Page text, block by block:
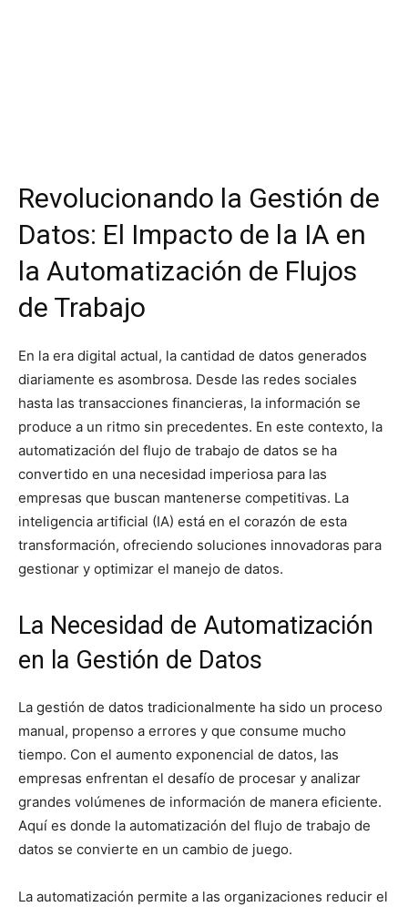
Revolucionando la Gestión de
Datos: El Impacto de la IA en
la Automatización de Flujos
de Trabajo
En la era digital actual, la cantidad de datos generados
diariamente es asombrosa. Desde las redes sociales
hasta las transacciones financieras, la información se
produce a un ritmo sin precedentes. En este contexto, la
automatización del flujo de trabajo de datos se ha
convertido en una necesidad imperiosa para las
empresas que buscan mantenerse competitivas. La
inteligencia artificial (IA) está en el corazón de esta
transformación, ofreciendo soluciones innovadoras para
gestionar y optimizar el manejo de datos.
La Necesidad de Automatización
en la Gestión de Datos
La gestión de datos tradicionalmente ha sido un proceso
manual, propenso a errores y que consume mucho
tiempo. Con el aumento exponencial de datos, las
empresas enfrentan el desafío de procesar y analizar
grandes volúmenes de información de manera eficiente.
Aquí es donde la automatización del flujo de trabajo de
datos se convierte en un cambio de juego.
La automatización permite a las organizaciones reducir el